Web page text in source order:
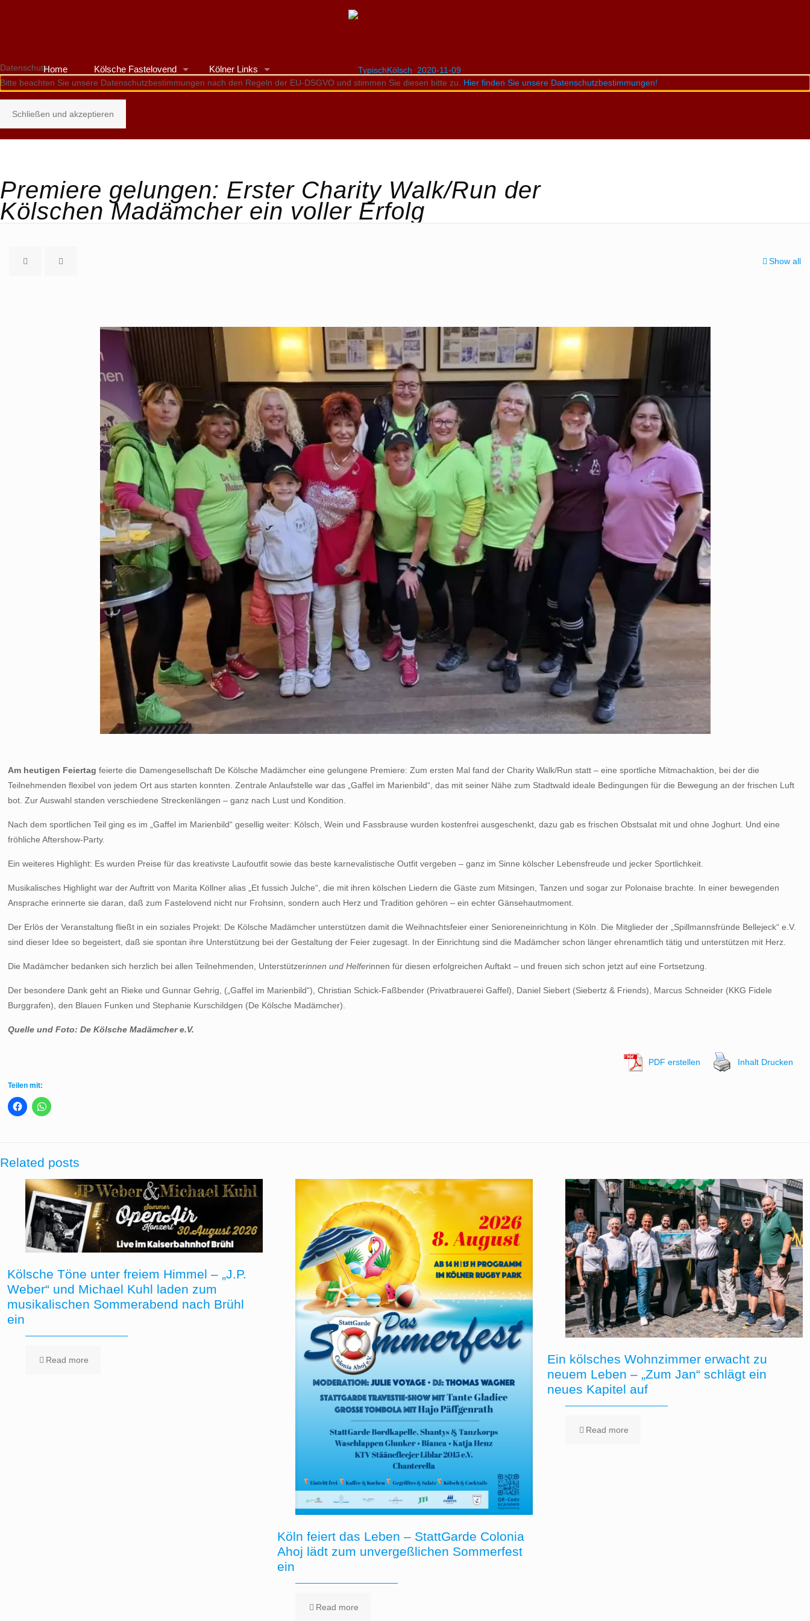
Home Kölsche Fastelovend Kölner Links
Premiere gelungen: Erster Charity Walk/Run der
Kölschen Madämcher ein voller Erfolg
Show all
Am heutigen Feiertag feierte die Damengesellschaft De Kölsche Madämcher eine gelungene Premiere: Zum ersten Mal fand der Charity Walk/Run statt – eine sportliche Mitmachaktion, bei der die
Teilnehmenden flexibel von jedem Ort aus starten konnten. Zentrale Anlaufstelle war das „Gaffel im Marienbild“, das mit seiner Nähe zum Stadtwald ideale Bedingungen für die Bewegung an der frischen Luft
bot. Zur Auswahl standen verschiedene Streckenlängen – ganz nach Lust und Kondition.
Nach dem sportlichen Teil ging es im „Gaffel im Marienbild“ gesellig weiter: Kölsch, Wein und Fassbrause wurden kostenfrei ausgeschenkt, dazu gab es frischen Obstsalat mit und ohne Joghurt. Und eine
fröhliche Aftershow-Party.
Ein weiteres Highlight: Es wurden Preise für das kreativste Laufoutfit sowie das beste karnevalistische Outfit vergeben – ganz im Sinne kölscher Lebensfreude und jecker Sportlichkeit.
Musikalisches Highlight war der Auftritt von Marita Köllner alias „Et fussich Julche“, die mit ihren kölschen Liedern die Gäste zum Mitsingen, Tanzen und sogar zur Polonaise brachte. In einer bewegenden
Ansprache erinnerte sie daran, daß zum Fastelovend nicht nur Frohsinn, sondern auch Herz und Tradition gehören – ein echter Gänsehautmoment.
Der Erlös der Veranstaltung fließt in ein soziales Projekt: De Kölsche Madämcher unterstützen damit die Weihnachtsfeier einer Senioreneinrichtung in Köln. Die Mitglieder der „Spillmannsfründe Bellejeck“ e.V.
sind dieser Idee so begeistert, daß sie spontan ihre Unterstützung bei der Gestaltung der Feier zugesagt. In der Einrichtung sind die Madämcher schon länger ehrenamtlich tätig und unterstützen mit Herz.
Die Madämcher bedanken sich herzlich bei allen Teilnehmenden, Unterstützerinnen und Helferinnen für diesen erfolgreichen Auftakt – und freuen sich schon jetzt auf eine Fortsetzung.
Der besondere Dank geht an Rieke und Gunnar Gehrig, („Gaffel im Marienbild“), Christian Schick-Faßbender (Privatbrauerei Gaffel), Daniel Siebert (Siebertz & Friends), Marcus Schneider (KKG Fidele
Burggrafen), den Blauen Funken und Stephanie Kurschildgen (De Kölsche Madämcher).
Quelle und Foto: De Kölsche Madämcher e.V.
PDF erstellen Inhalt Drucken
Teilen mit:
Related posts
Kölsche Töne unter freiem Himmel – „J.P.
Weber“ und Michael Kuhl laden zum
musikalischen Sommerabend nach Brühl
ein
Read more
Köln feiert das Leben – StattGarde Colonia
Ahoj lädt zum unvergeßlichen Sommerfest
ein
Read more
Ein kölsches Wohnzimmer erwacht zu
neuem Leben – „Zum Jan“ schlägt ein
neues Kapitel auf
Read more
Datenschutz
Bitte beachten Sie unsere Datenschutzbestimmungen nach den Regeln der EU-DSGVO und stimmen Sie diesen bitte zu. Hier finden Sie unsere Datenschutzbestimmungen!
Schließen und akzeptieren